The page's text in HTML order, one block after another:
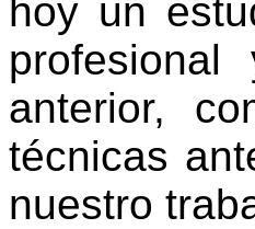
hoy un
anterior,
técnicas
nuestro